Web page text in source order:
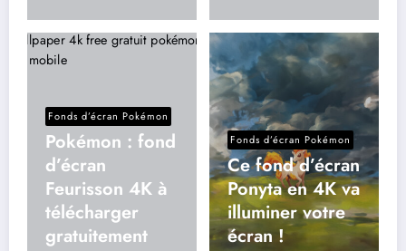
Fonds d’écran Pokémon
Pokémon : fond
d’écran
Feurisson 4K à
télécharger
gratuitement
Fonds d’écran Pokémon
Ce fond d’écran
Ponyta en 4K va
illuminer votre
écran !